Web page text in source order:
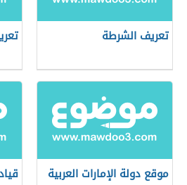
تعريف الشرطة
موقع دولة الإمارات العربية